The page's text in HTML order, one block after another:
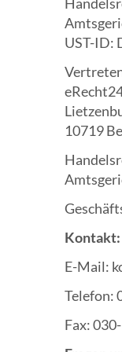
UST-ID:
10719
Kontakt:
E-Mail:
Telefon:
Fax: